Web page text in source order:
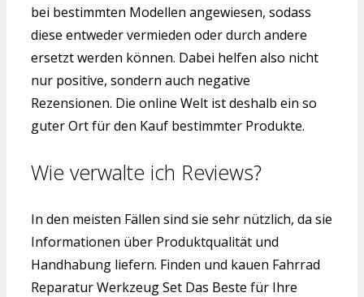
bei bestimmten Modellen angewiesen, sodass
diese entweder vermieden oder durch andere
ersetzt werden können. Dabei helfen also nicht
nur positive, sondern auch negative
Rezensionen. Die online Welt ist deshalb ein so
guter Ort für den Kauf bestimmter Produkte.
Wie verwalte ich Reviews?
In den meisten Fällen sind sie sehr nützlich, da sie
Informationen über Produktqualität und
Handhabung liefern. Finden und kauen Fahrrad
Reparatur Werkzeug Set Das Beste für Ihre